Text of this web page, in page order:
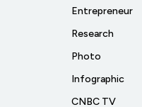
Entrepreneur
Research
Photo
Infographic
CNBC TV